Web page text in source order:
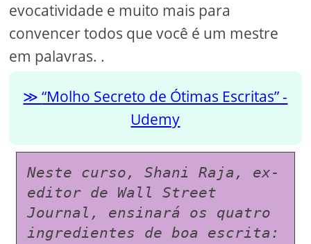
evocatividade e muito mais para
convencer todos que você é um mestre
em palavras. .
“Molho Secreto de Ótimas Escritas” -
Udemy
Neste curso, Shani Raja, ex-
editor de Wall Street
Journal, ensinará os quatro
ingredientes de boa escrita: